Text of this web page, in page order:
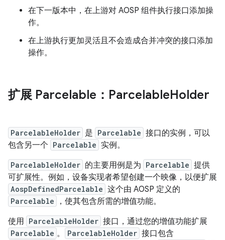
在下一版本中，在上游对 AOSP 组件执行接口添加操
作。
在上游执行更加灵活且不会造成合并冲突的接口添加
操作。
扩展 Parcelable：ParcelableHolder
ParcelableHolder 是 Parcelable 接口的实例，可以
包含另一个 Parcelable 实例。
ParcelableHolder 的主要用例是为 Parcelable 提供
可扩展性。例如，设备实现者希望创建一个映像，以便扩展
AospDefinedParcelable 这个由 AOSP 定义的
Parcelable
，使其包含所需的增值功能。
使用 ParcelableHolder 接口，通过您的增值功能扩展
Parcelable 。 ParcelableHolder 接口包含